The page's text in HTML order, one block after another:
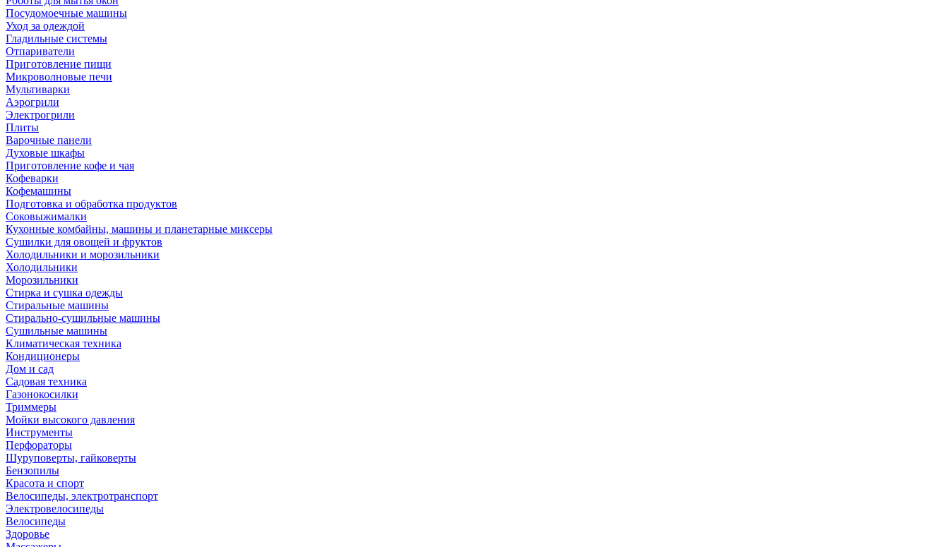
Посудомоечные машины
Уход за одеждой
Гладильные системы
Отпариватели
Приготовление пищи
Микроволновые печи
Мультиварки
Аэрогрили
Электрогрили
Плиты
Варочные панели
Духовые шкафы
Приготовление кофе и чая
Кофеварки
Кофемашины
Подготовка и обработка продуктов
Соковыжималки
Кухонные комбайны, машины и планетарные миксеры
Сушилки для овощей и фруктов
Холодильники и морозильники
Холодильники
Морозильники
Стирка и сушка одежды
Стиральные машины
Стирально-сушильные машины
Сушильные машины
Климатическая техника
Кондиционеры
Дом и сад
Садовая техника
Газонокосилки
Триммеры
Мойки высокого давления
Инструменты
Перфораторы
Шуруповерты, гайковерты
Бензопилы
Красота и спорт
Велосипеды, электротранспорт
Электровелосипеды
Велосипеды
Здоровье